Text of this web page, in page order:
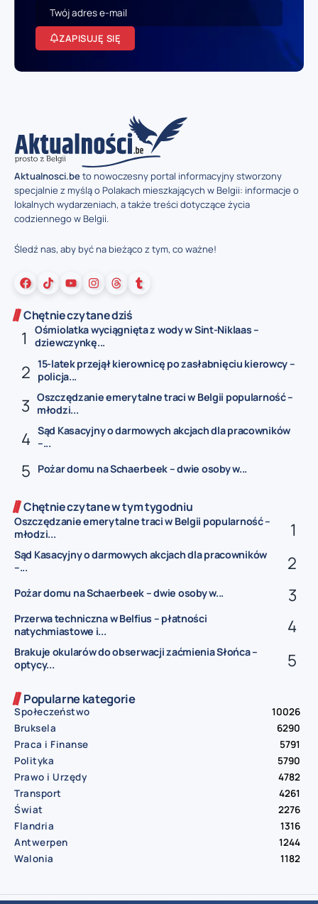
ZAPISUJĘ SIĘ
Aktualnosci.beto nowoczesny portal informacyjny stworzony
specjalnie z myślą o Polakach mieszkających w Belgii: informacje o
lokalnych wydarzeniach, a także treści dotyczące życia
codziennego w Belgii.
Śledź nas, aby być na bieżąco z tym, co ważne!
Chętnie czytane dziś
Ośmiolatka wyciągnięta z wody w Sint-Niklaas –
dziewczynkę...
15-latek przejął kierownicę po zasłabnięciu kierowcy –
policja...
Oszczędzanie emerytalne traci w Belgii popularność –
młodzi...
Sąd Kasacyjny o darmowych akcjach dla pracowników
–...
Pożar domu na Schaerbeek – dwie osoby w...
Chętnie czytane w tym tygodniu
Oszczędzanie emerytalne traci w Belgii popularność –
młodzi...
Sąd Kasacyjny o darmowych akcjach dla pracowników
–...
Pożar domu na Schaerbeek – dwie osoby w...
Przerwa techniczna w Belfius – płatności
natychmiastowe i...
Brakuje okularów do obserwacji zaćmienia Słońca –
optycy...
Popularne kategorie
Społeczeństwo
10026
Bruksela
6290
Praca i Finanse
5791
Polityka
5790
Prawo i Urzędy
4782
Transport
4261
Świat
2276
Flandria
1316
Antwerpen
1244
Walonia
1182